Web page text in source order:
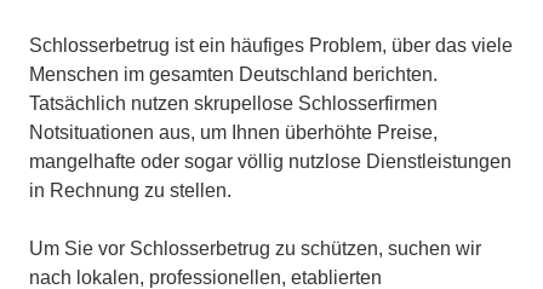
Schlosserbetrug ist ein häufiges Problem, über das viele
Menschen im gesamten Deutschland berichten.
Tatsächlich nutzen skrupellose Schlosserfirmen
Notsituationen aus, um Ihnen überhöhte Preise,
mangelhafte oder sogar völlig nutzlose Dienstleistungen
in Rechnung zu stellen.
Um Sie vor Schlosserbetrug zu schützen, suchen wir
nach lokalen, professionellen, etablierten